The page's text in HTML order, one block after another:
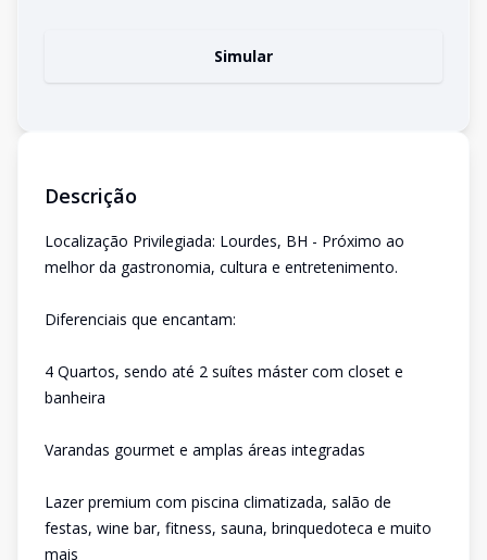
Simular
Descrição
Localização Privilegiada: Lourdes, BH - Próximo ao
melhor da gastronomia, cultura e entretenimento.
Diferenciais que encantam:
4 Quartos, sendo até 2 suítes máster com closet e
banheira
Varandas gourmet e amplas áreas integradas
Lazer premium com piscina climatizada, salão de
festas, wine bar, fitness, sauna, brinquedoteca e muito
mais